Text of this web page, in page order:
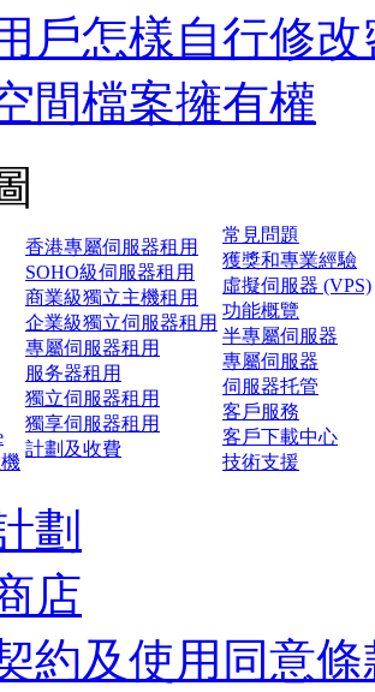
戶怎樣自行修改
間檔案擁有權
香港專屬伺服器租用
SOHO級伺服器租用
商業級獨立主機租用
企業級獨立伺服器租用
專屬伺服器租用
服务器租用
獨立伺服器租用
獨享伺服器租用
計劃及收費
常見問題
獲獎和專業經驗
虛擬伺服器 (VPS)
功能概覽
半專屬伺服器
專屬伺服器
伺服器托管
客戶服務
客戶下載中心
技術支援
劃
店
約及使用同意條